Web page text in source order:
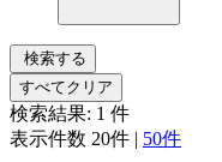
検索する
すべてクリア
検索結果: 1 件
表示件数 20件 | 50件